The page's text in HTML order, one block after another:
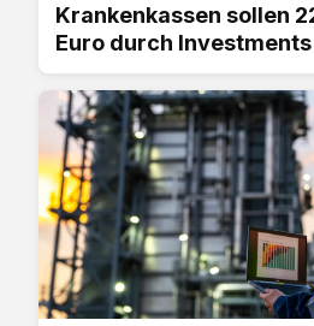
Krankenkassen sollen
Euro durch